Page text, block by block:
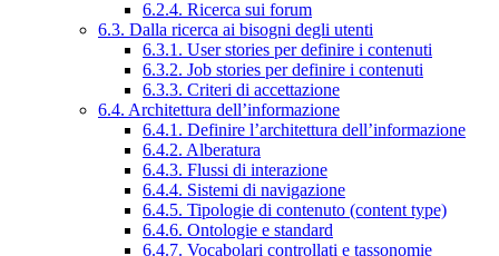
6.2.4. Ricerca sui forum
6.3. Dalla ricerca ai bisogni degli utenti
6.3.1. User stories per definire i contenuti
6.3.2. Job stories per definire i contenuti
6.3.3. Criteri di accettazione
6.4. Architettura dell’informazione
6.4.1. Definire l’architettura dell’informazione
6.4.2. Alberatura
6.4.3. Flussi di interazione
6.4.4. Sistemi di navigazione
6.4.5. Tipologie di contenuto (content type)
6.4.6. Ontologie e standard
6.4.7. Vocabolari controllati e tassonomie